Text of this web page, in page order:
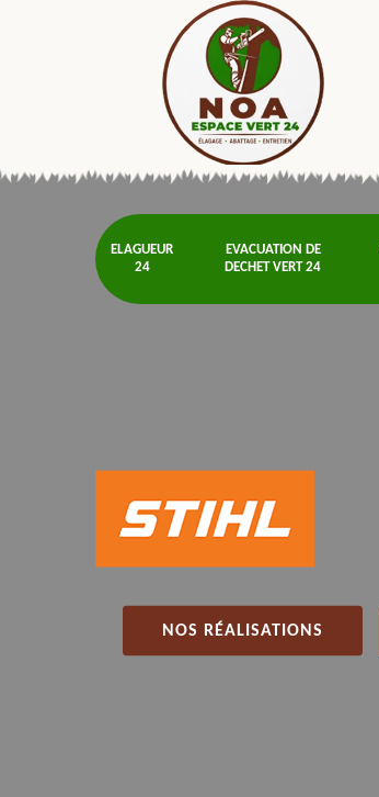
ELAGUEUR
24
EVACUATION DE
DECHET VERT 24
NOS RÉALISATIONS